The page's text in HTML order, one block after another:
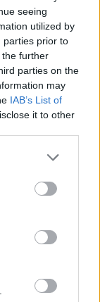
seeing
utilized by
parties prior to
further
parties on the
may
IAB’s List of
it to other
more Google
may click to
party tags to
below Google